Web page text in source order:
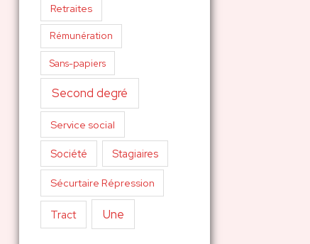
Retraites
Rémunération
Sans-papiers
Second degré
Service social
Société Stagiaires
Sécurtaire Répression
Tract Une